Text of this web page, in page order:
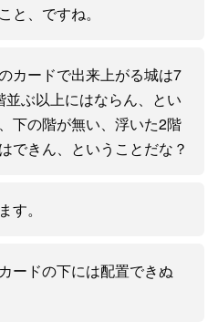
こと、ですね。
カードで出来上がる城は7
ぶ以上にはならん、とい
下の階が無い、浮いた2階
できん、ということだな？
す。
ードの下には配置できぬ